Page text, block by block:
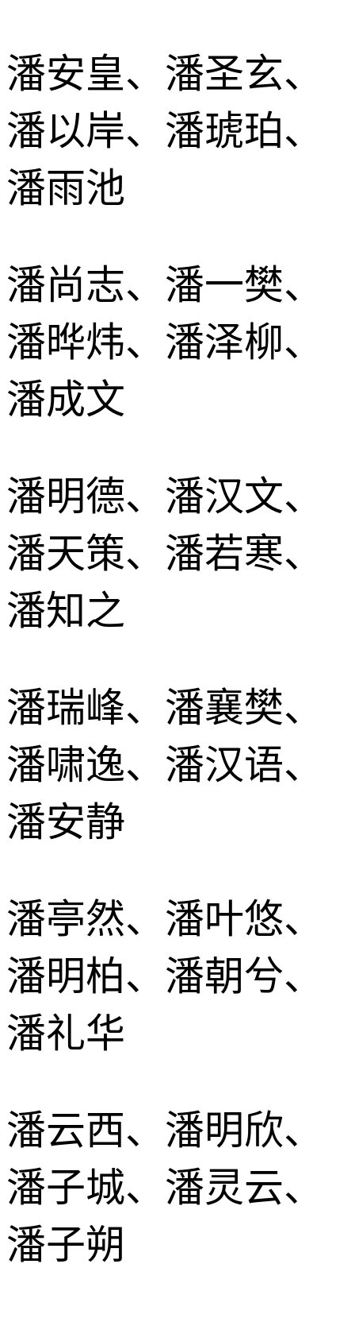
潘安皇、潘圣玄、
潘以岸、潘琥珀、
潘雨池
潘尚志、潘一樊、
潘晔炜、潘泽柳、
潘成文
潘明德、潘汉文、
潘天策、潘若寒、
潘知之
潘瑞峰、潘襄樊、
潘啸逸、潘汉语、
潘安静
潘亭然、潘叶悠、
潘明柏、潘朝兮、
潘礼华
潘云西、潘明欣、
潘子城、潘灵云、
潘子朔